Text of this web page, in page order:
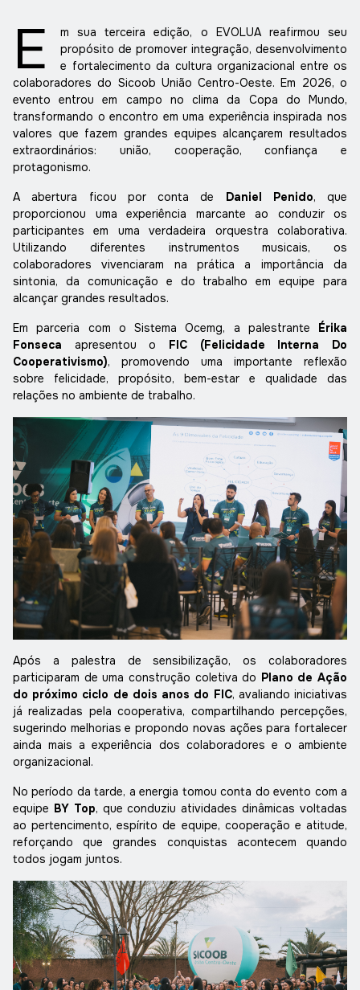
E
m sua terceira edição, o EVOLUA reafirmou seu
propósito de promover integração, desenvolvimento
e fortalecimento da cultura organizacional entre os
colaboradores do Sicoob União Centro-Oeste. Em 2026, o
evento entrou em campo no clima da Copa do Mundo,
transformando o encontro em uma experiência inspirada nos
valores que fazem grandes equipes alcançarem resultados
extraordinários: união, cooperação, confiança e
protagonismo.
A abertura ficou por conta de Daniel Penido, que
proporcionou uma experiência marcante ao conduzir os
participantes em uma verdadeira orquestra colaborativa.
Utilizando diferentes instrumentos musicais, os
colaboradores vivenciaram na prática a importância da
sintonia, da comunicação e do trabalho em equipe para
alcançar grandes resultados.
Em parceria com o Sistema Ocemg, a palestrante Érika
Fonseca apresentou o FIC (Felicidade Interna Do
Cooperativismo), promovendo uma importante reflexão
sobre felicidade, propósito, bem-estar e qualidade das
relações no ambiente de trabalho.
Após a palestra de sensibilização, os colaboradores
participaram de uma construção coletiva do Plano de Ação
do próximo ciclo de dois anos do FIC, avaliando iniciativas
já realizadas pela cooperativa, compartilhando percepções,
sugerindo melhorias e propondo novas ações para fortalecer
ainda mais a experiência dos colaboradores e o ambiente
organizacional.
No período da tarde, a energia tomou conta do evento com a
equipe BY Top, que conduziu atividades dinâmicas voltadas
ao pertencimento, espírito de equipe, cooperação e atitude,
reforçando que grandes conquistas acontecem quando
todos jogam juntos.